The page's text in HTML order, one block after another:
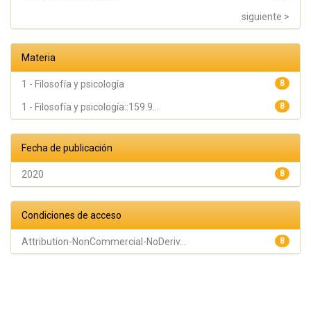
siguiente >
Materia
8
1 - Filosofía y psicología
8
1 - Filosofía y psicología::159.9...
Fecha de publicación
8
2020
Condiciones de acceso
8
Attribution-NonCommercial-NoDeriv...